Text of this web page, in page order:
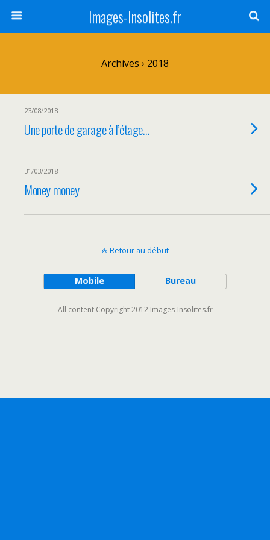
Images-Insolites.fr
Archives › 2018
23/08/2018
Une porte de garage à l’étage…
31/03/2018
Money money
Retour au début
Mobile Bureau
All content Copyright 2012 Images-Insolites.fr